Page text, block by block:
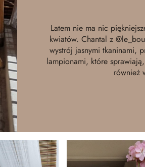
Latem nie ma nic
kwiatów. Chantal z
wystrój jasnymi tkaninami,
lampionami, które
również